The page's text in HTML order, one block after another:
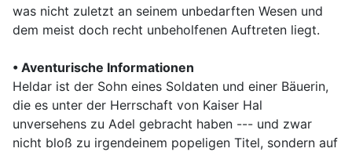
was nicht zuletzt an seinem unbedarften Wesen und
dem meist doch recht unbeholfenen Auftreten liegt.
• Aventurische Informationen
Heldar ist der Sohn eines Soldaten und einer Bäuerin,
die es unter der Herrschaft von Kaiser Hal
unversehens zu Adel gebracht haben --- und zwar
nicht bloß zu irgendeinem popeligen Titel, sondern auf